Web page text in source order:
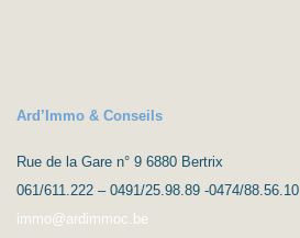
Ard’Immo & Conseils
Rue de la Gare n° 9 6880 Bertrix
061/611.222 – 0491/25.98.89 -0474/88.56.10
immo@ardimmoc.be